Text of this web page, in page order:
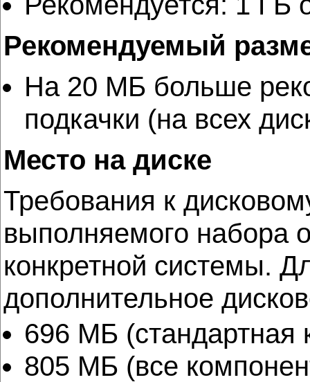
Рекомендуемый
На 20 МБ больше
подкачки (на всех
Место на диске
Требования к
выполняемого набора
конкретной системы.
дополнительное
696 МБ (стандартная
805 МБ (все